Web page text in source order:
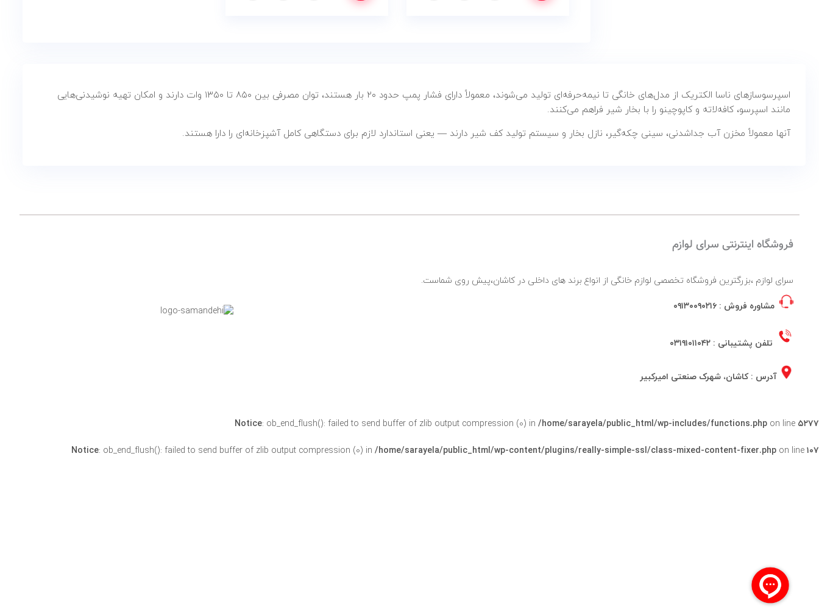
اسپرسوساز‌های ناسا الکتریک از مدل‌های خانگی تا نیمه‌حرفه‌ای تولید می‌شوند، معمولاً دارای فشار پمپ حدود ۲۰ بار هستند، توان مصرفی بین ۸۵۰ تا ۱۳۵۰ وات دارند و امکان تهیه نوشیدنی‌هایی
مانند اسپرسو، کافه‌لاته و کاپوچینو را با بخار شیر فراهم می‌کنند.
آنها معمولاً مخزن آب جداشدنی، سینی چکه‌گیر، نازل بخار و سیستم تولید کف شیر دارند — یعنی استاندارد لازم برای دستگاهی کامل آشپزخانه‌ای را دارا هستند.
فروشگاه اینترنتی سرای لوازم
سرای لوازم ،بزرگترین فروشگاه تخصصی لوازم خانگی از انواع برند های داخلی در کاشان،پیش روی شماست.
مشاوره فروش : ۰۹۱۳۰۰۹۰۲۱۶
تلفن پشتیبانی : ۰۳۱۹۱۰۱۱۰۴۲
آدرس : کاشان، شهرک صنعتی امیرکبیر
Notice: ob_end_flush(): failed to send buffer of zlib output compression (0) in /home/sarayela/public_html/wp-includes/functions.php on line ۵۲۷۷
Notice: ob_end_flush(): failed to send buffer of zlib output compression (0) in /home/sarayela/public_html/wp-content/plugins/really-simple-ssl/class-mixed-content-fixer.php on line ۱۰۷